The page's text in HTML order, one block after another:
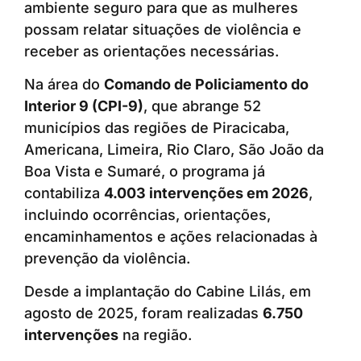
ambiente seguro para que as mulheres
possam relatar situações de violência e
receber as orientações necessárias.
Na área do Comando de Policiamento do
Interior 9 (CPI-9), que abrange 52
municípios das regiões de Piracicaba,
Americana, Limeira, Rio Claro, São João da
Boa Vista e Sumaré, o programa já
contabiliza 4.003 intervenções em 2026,
incluindo ocorrências, orientações,
encaminhamentos e ações relacionadas à
prevenção da violência.
Desde a implantação do Cabine Lilás, em
agosto de 2025, foram realizadas 6.750
intervenções na região.